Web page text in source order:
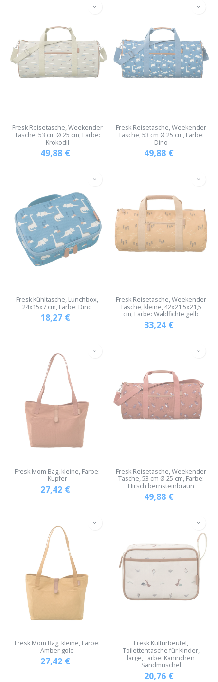
Fresk Reisetasche, Weekender
Tasche, 53 cm Ø 25 cm, Farbe:
Krokodil
49,88 €
Fresk Reisetasche, Weekender
Tasche, 53 cm Ø 25 cm, Farbe:
Dino
49,88 €
Fresk Kühltasche, Lunchbox,
24x15x7 cm, Farbe: Dino
18,27 €
Fresk Reisetasche, Weekender
Tasche, kleine, 42x21,5x21,5
cm, Farbe: Waldfichte gelb
33,24 €
Fresk Mom Bag, kleine, Farbe:
Kupfer
27,42 €
Fresk Reisetasche, Weekender
Tasche, 53 cm Ø 25 cm, Farbe:
Hirsch bernsteinbraun
49,88 €
Fresk Mom Bag, kleine, Farbe:
Amber gold
27,42 €
Fresk Kulturbeutel,
Toilettentasche für Kinder,
large, Farbe: Kaninchen
Sandmuschel
20,76 €